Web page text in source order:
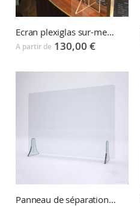
Ecran plexiglas sur-mesure PLEXI
A partir de 130,00 €
Panneau de séparation en plexiglas PLEXYPRO